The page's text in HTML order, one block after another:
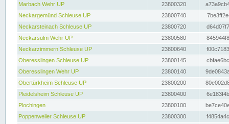
Marbach Wehr UP
23800320
Neckargemünd Schleuse UP
23800740
Neckarsteinach Schleuse UP
23800720
Neckarsulm Wehr UP
23800580
Neckarzimmern Schleuse UP
23800640
Oberesslingen Schleuse UP
23800145
Oberesslingen Wehr UP
23800140
Obertürkheim Schleuse UP
23800200
Pleidelsheim Schleuse UP
23800400
Plochingen
23800100
Poppenweiler Schleuse UP
23800300